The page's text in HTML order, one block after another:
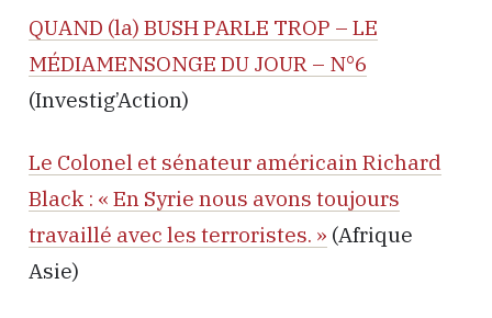
QUAND (la) BUSH PARLE TROP – LE
MÉDIAMENSONGE DU JOUR – N°6
(Investig’Action)
Le Colonel et sénateur américain Richard
Black : « En Syrie nous avons toujours
travaillé avec les terroristes. » (Afrique
Asie)